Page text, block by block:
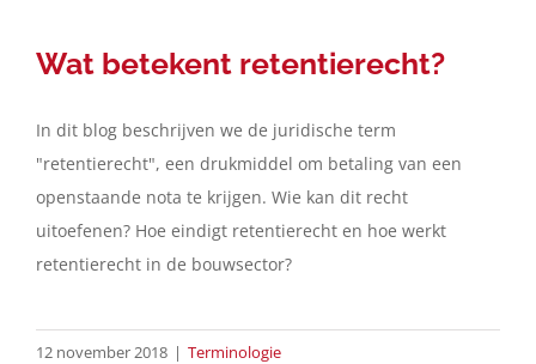
Wat betekent retentierecht?
In dit blog beschrijven we de juridische term
"retentierecht", een drukmiddel om betaling van een
openstaande nota te krijgen. Wie kan dit recht
uitoefenen? Hoe eindigt retentierecht en hoe werkt
retentierecht in de bouwsector?
12 november 2018 | Terminologie